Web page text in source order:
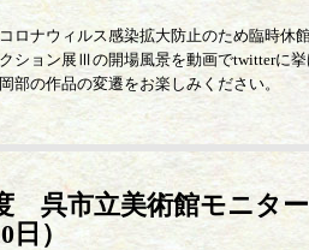
ロナウィルス感染拡大防止のため臨時
ション展Ⅲの開場風景を動画でtwitterに
部の作品の変遷をお楽しみください。
呉市立美術館モニタ
）